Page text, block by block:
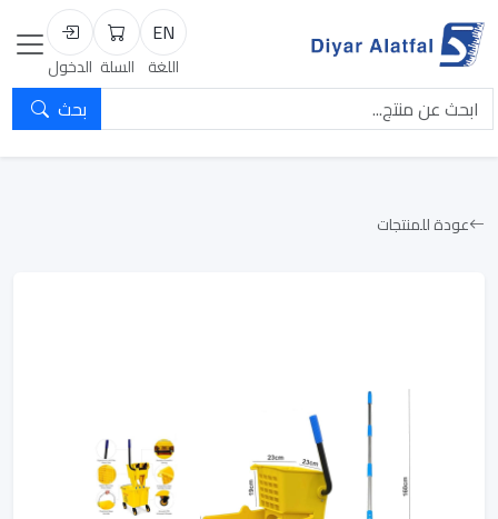
EN
اللغة
السلة
السلة
تسجيل
الدخول
بحث
عودة للمنتجات